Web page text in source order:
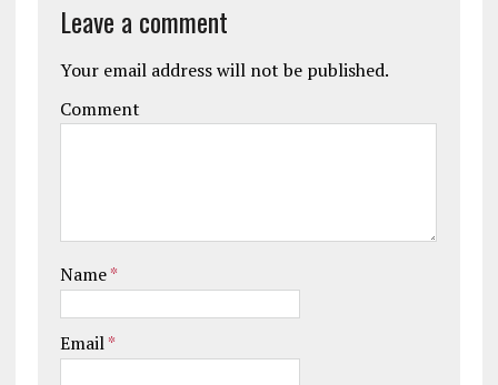
Leave a comment
Your email address will not be published.
Comment
Name*
Email*